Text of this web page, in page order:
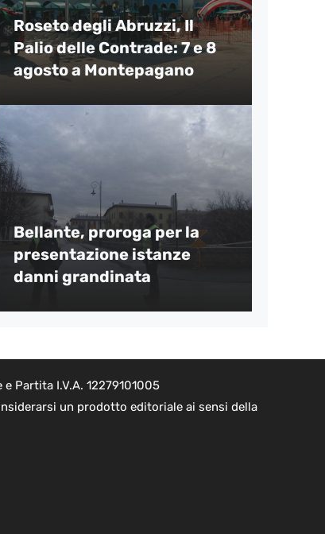
Roseto degli Abruzzi, Il
Palio delle Contrade: 7 e 8
agosto a Montepagano
Bellante, proroga per la
presentazione istanze
danni grandinata
Partita I.V.A. 12279101005
un prodotto editoriale ai sensi della